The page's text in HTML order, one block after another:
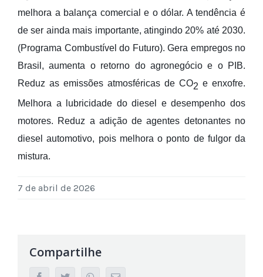
melhora a balança comercial e o dólar. A tendência é
de ser ainda mais importante, atingindo 20% até 2030.
(Programa Combustível do Futuro). Gera empregos no
Brasil, aumenta o retorno do agronegócio e o PIB.
Reduz as emissões atmosféricas de CO2 e enxofre.
Melhora a lubricidade do diesel e desempenho dos
motores. Reduz a adição de agentes detonantes no
diesel automotivo, pois melhora o ponto de fulgor da
mistura.
7 de abril de 2026
Compartilhe